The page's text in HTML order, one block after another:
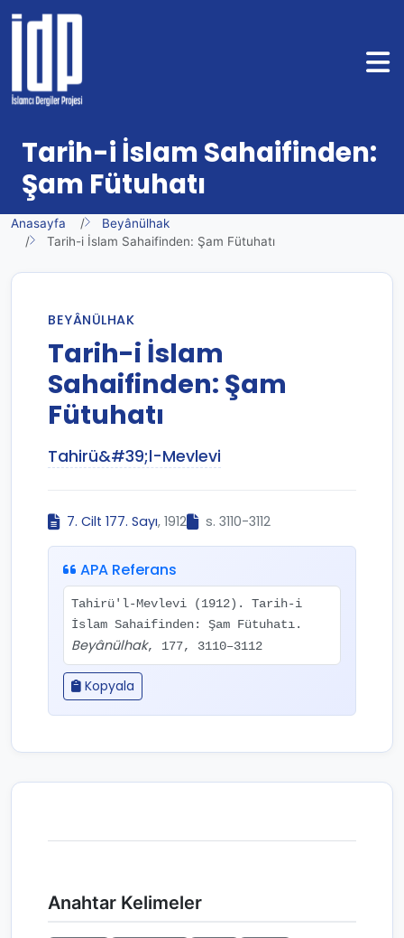
Tarih-i İslam Sahaifinden:
Şam Fütuhatı
Anasayfa
Beyânülhak
Tarih-i İslam Sahaifinden: Şam Fütuhatı
BEYÂNÜLHAK
Tarih-i İslam
Sahaifinden: Şam
Fütuhatı
Tahirü&#39;l-Mevlevi
7. Cilt 177. Sayı, 1912 s. 3110-3112
APA Referans
Tahirü'l-Mevlevi (1912). Tarih-i
İslam Sahaifinden: Şam Fütuhatı.
Beyânülhak, 177, 3110–3112
Kopyala
Anahtar Kelimeler